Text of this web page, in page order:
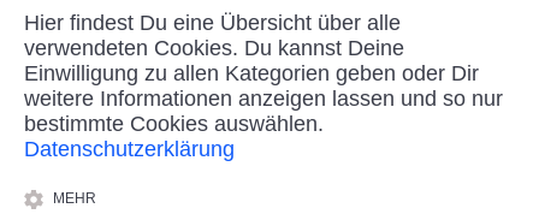
33181 Bad Wünnenberg
Germany
helpdesk@beyounic.eu
*Alle Preise in Euro inkl. MwSt, zzgl. Versandkosten.
Hier findest Du eine Übersicht über alle
verwendeten Cookies. Du kannst Deine
Einwilligung zu allen Kategorien geben oder Dir
weitere Informationen anzeigen lassen und so nur
bestimmte Cookies auswählen.
Datenschutzerklärung
MEHR